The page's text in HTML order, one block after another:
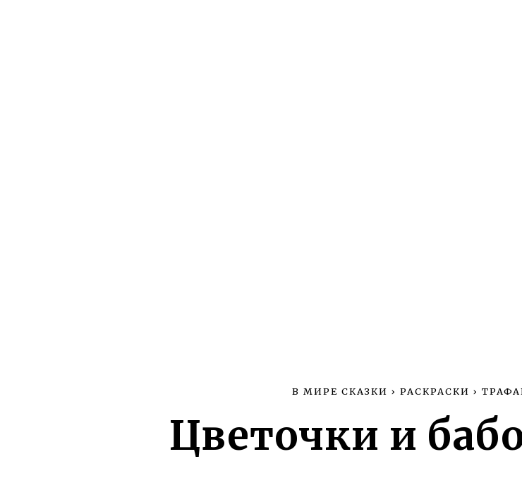
В МИРЕ СКАЗКИ › РАСКРАСКИ ›
Цветочки и